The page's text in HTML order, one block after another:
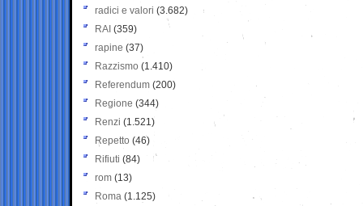
radici e valori (3.682)
RAI (359)
rapine (37)
Razzismo (1.410)
Referendum (200)
Regione (344)
Renzi (1.521)
Repetto (46)
Rifiuti (84)
rom (13)
Roma (1.125)